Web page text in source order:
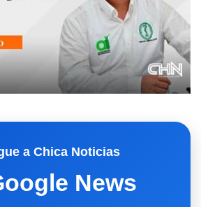
a Chica Noticias
News